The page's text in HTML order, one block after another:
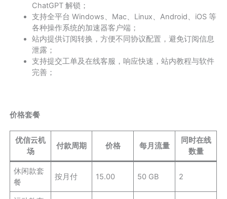
ChatGPT 解锁；
支持全平台 Windows、Mac、Linux、Android、iOS 等
各种操作系统的加速器客户端；
站内提供订阅转换，方便不同协议配置，避免订阅信息
泄露；
支持提交工单及在线客服，响应快速，站内教程与软件
完善；
价格套餐
优信云机
场
付款周期 价格 每月流量
同时在线
数量
休闲款套
餐
按月付 15.00 50 GB 2